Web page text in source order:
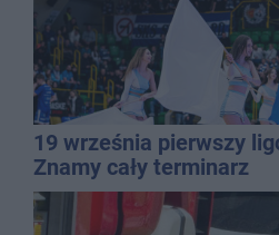
19 września pierwszy
Znamy cały terminarz